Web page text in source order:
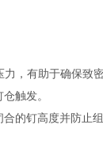
，有助于确保致密
触发。
的钉高度并防止